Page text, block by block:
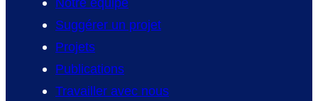
Suggérer un projet
Projets
Publications
Travailler avec nous